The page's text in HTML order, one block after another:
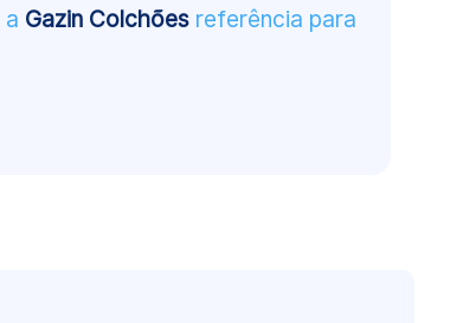
a Gazin Colchões referência para